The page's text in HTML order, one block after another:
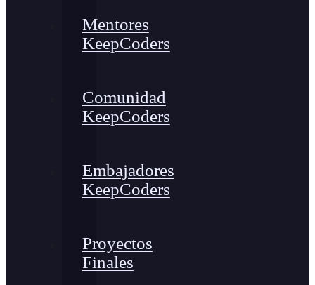
Mentores
KeepCoders
Comunidad
KeepCoders
Embajadores
KeepCoders
Proyectos
Finales